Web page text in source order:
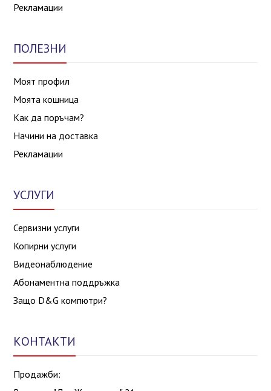
Рекламации
ПОЛЕЗНИ
Моят профил
Моята кошница
Как да поръчам?
Начини на доставка
Рекламации
УСЛУГИ
Сервизни услуги
Копирни услуги
Видеонаблюдение
Абонаментна поддръжка
Защо D&G компютри?
КОНТАКТИ
Продажби: